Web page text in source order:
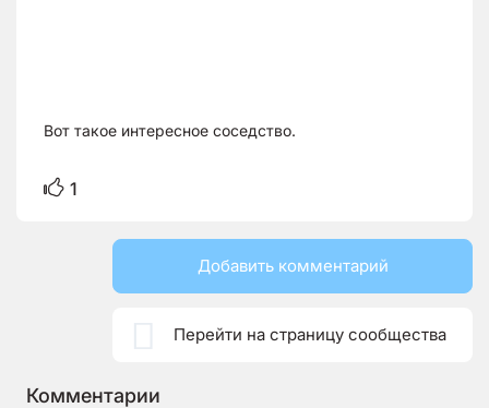
Вот такое интересное соседство.
1
Добавить комментарий
Перейти на страницу сообщества
Комментарии